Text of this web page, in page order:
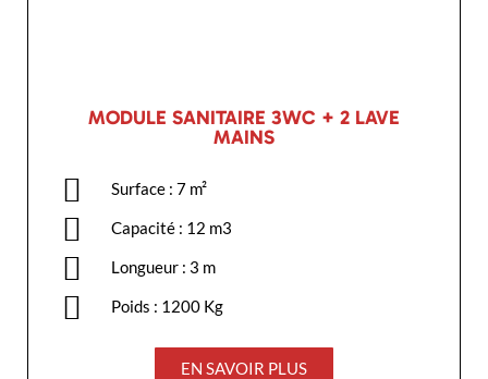
MODULE SANITAIRE 3WC + 2 LAVE
MAINS
Surface : 7 m²
Capacité : 12 m3
Longueur : 3 m
Poids : 1200 Kg
EN SAVOIR PLUS